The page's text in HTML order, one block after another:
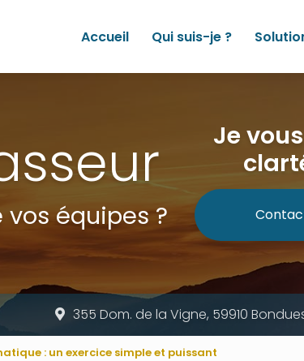
Accueil Qui suis-je ?
équipes ?
Je
355 Dom. de la Vigne, 59910
: un exercice simple et puissant